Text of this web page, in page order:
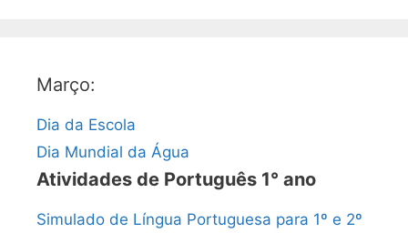
Março:
Dia da Escola
Dia Mundial da Água
Atividades de Português 1° ano
Simulado de Língua Portuguesa para 1º e 2º